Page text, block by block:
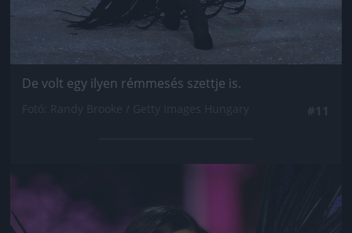
De volt egy ilyen rémmesés szettje is.